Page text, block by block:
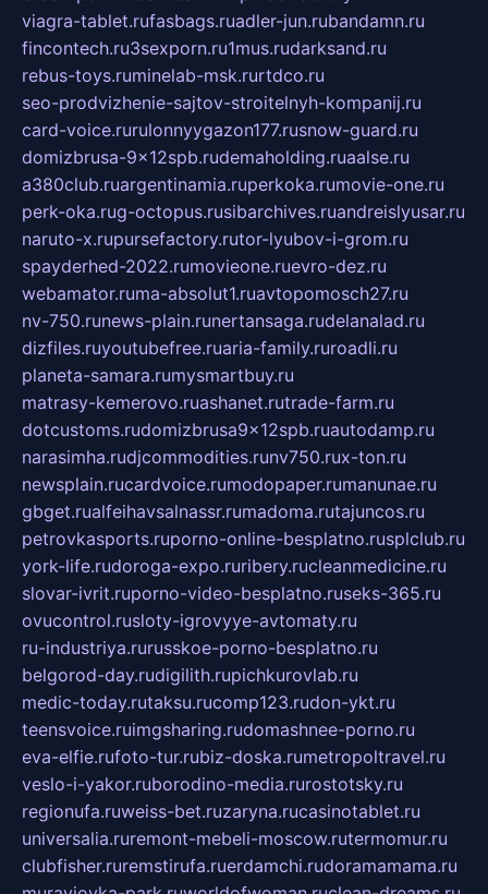
viagra-tablet.rufasbags.ruadler-jun.rubandamn.ru
fincontech.ru3sexporn.ru1mus.rudarksand.ru
rebus-toys.ruminelab-msk.rurtdco.ru
seo-prodvizhenie-sajtov-stroitelnyh-kompanij.ru
card-voice.rurulonnyygazon177.rusnow-guard.ru
domizbrusa-9x12spb.rudemaholding.ruaalse.ru
a380club.ruargentinamia.ruperkoka.rumovie-one.ru
perk-oka.rug-octopus.rusibarchives.ruandreislyusar.ru
naruto-x.rupursefactory.rutor-lyubov-i-grom.ru
spayderhed-2022.rumovieone.ruevro-dez.ru
webamator.ruma-absolut1.ruavtopomosch27.ru
nv-750.runews-plain.runertansaga.rudelanalad.ru
dizfiles.ruyoutubefree.ruaria-family.ruroadli.ru
planeta-samara.rumysmartbuy.ru
matrasy-kemerovo.ruashanet.rutrade-farm.ru
dotcustoms.rudomizbrusa9x12spb.ruautodamp.ru
narasimha.rudjcommodities.runv750.rux-ton.ru
newsplain.rucardvoice.rumodopaper.rumanunae.ru
gbget.rualfeihavsalnassr.rumadoma.rutajuncos.ru
petrovkasports.ruporno-online-besplatno.rusplclub.ru
york-life.rudoroga-expo.ruribery.rucleanmedicine.ru
slovar-ivrit.ruporno-video-besplatno.ruseks-365.ru
ovucontrol.rusloty-igrovyye-avtomaty.ru
ru-industriya.rurusskoe-porno-besplatno.ru
belgorod-day.rudigilith.rupichkurovlab.ru
medic-today.rutaksu.rucomp123.rudon-ykt.ru
teensvoice.ruimgsharing.rudomashnee-porno.ru
eva-elfie.rufoto-tur.rubiz-doska.rumetropoltravel.ru
veslo-i-yakor.ruborodino-media.rurostotsky.ru
regionufa.ruweiss-bet.ruzaryna.rucasinotablet.ru
universalia.ruremont-mebeli-moscow.rutermomur.ru
clubfisher.ruremstirufa.ruerdamchi.rudoramamama.ru